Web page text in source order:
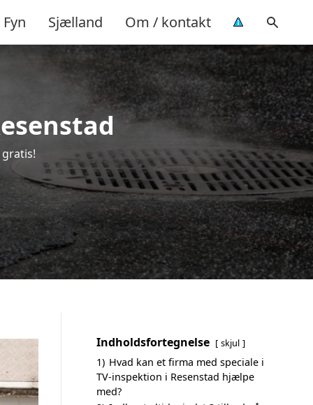
Fyn Sjælland Om / kontakt
Indholdsfortegnelse skjul
1) Hvad kan et firma med speciale i
TV-inspektion i Resenstad hjælpe
med?